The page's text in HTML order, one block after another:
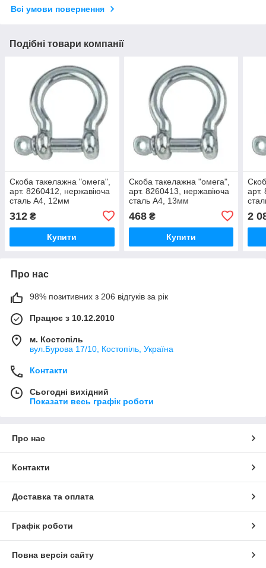
Всі умови повернення
Подібні товари компанії
Скоба такелажна "омега",
арт. 8260412, нержавіюча
сталь А4, 12мм
312 ₴
Купити
Скоба такелажна "омега",
арт. 8260413, нержавіюча
сталь А4, 13мм
468₴
Купити
арт.
2
Про нас
98% позитивних з 206 відгуків за рік
Працює з 10.12.2010
м. Костопіль
вул.Бурова 17/10, Костопіль, Україна
Контакти
Сьогодні вихідний
Показати весь графік роботи
Про нас
Контакти
Доставка та оплата
Графік роботи
Повна версія сайту